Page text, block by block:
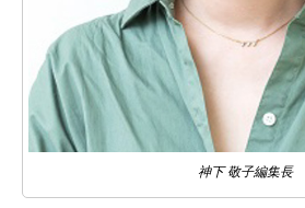
神下 敬子編集長